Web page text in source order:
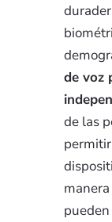
de voz
de las